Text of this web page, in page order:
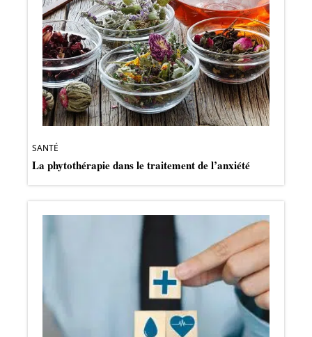
SANTÉ
La phytothérapie dans le traitement de l’anxiété